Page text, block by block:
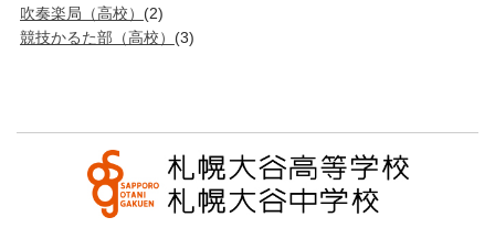
吹奏楽局（高校） (2)
競技かるた部（高校） (3)